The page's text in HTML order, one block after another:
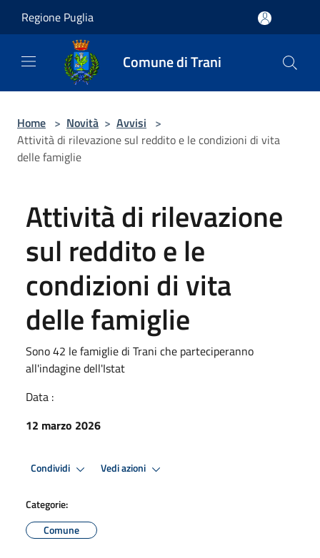
Regione Puglia
Comune di Trani
Home > Novità > Avvisi >
Attività di rilevazione sul reddito e le condizioni di vita
delle famiglie
Attività di rilevazione
sul reddito e le
condizioni di vita
delle famiglie
Sono 42 le famiglie di Trani che parteciperanno
all'indagine dell'Istat
Data :
12 marzo 2026
Condividi Vedi azioni
Categorie:
Comune